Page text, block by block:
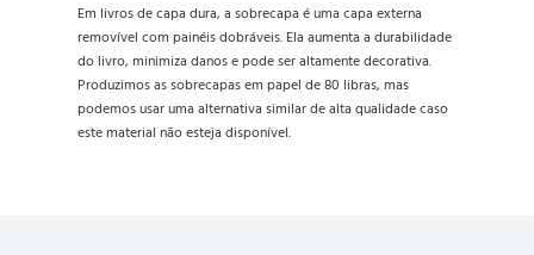
Em livros de capa dura, a sobrecapa é uma capa externa
removível com painéis dobráveis. Ela aumenta a durabilidade
do livro, minimiza danos e pode ser altamente decorativa.
Produzimos as sobrecapas em papel de 80 libras, mas
podemos usar uma alternativa similar de alta qualidade caso
este material não esteja disponível.